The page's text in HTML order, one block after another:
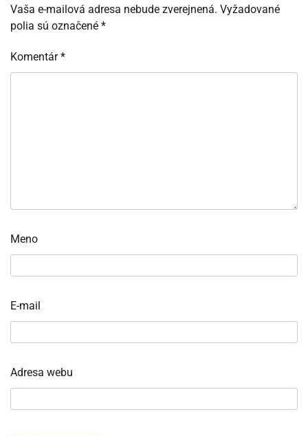
Vaša e-mailová adresa nebude zverejnená. Vyžadované
polia sú označené *
Komentár*
Meno
E-mail
Adresa webu